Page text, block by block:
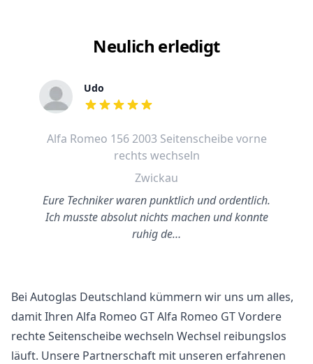
Neulich erledigt
Udo
out of 5 stars
Alfa Romeo 156 2003 Seitenscheibe vorne
rechts wechseln
Zwickau
Eure Techniker waren punktlich und ordentlich.
Ich musste absolut nichts machen und konnte
ruhig de…
Bei Autoglas Deutschland kümmern wir uns um alles,
damit Ihren Alfa Romeo GT Alfa Romeo GT Vordere
rechte Seitenscheibe wechseln Wechsel reibungslos
läuft. Unsere Partnerschaft mit unseren erfahrenen